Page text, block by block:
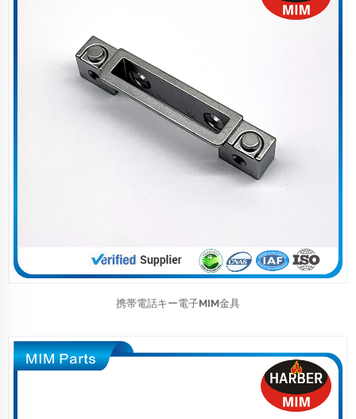
携帯電話キー電子MIM金具